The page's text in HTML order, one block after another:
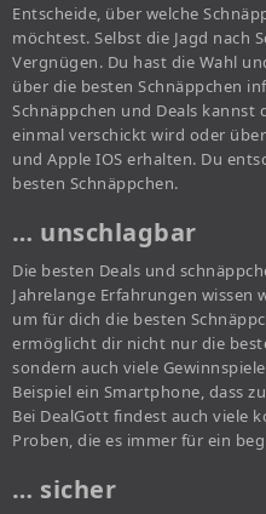
Entscheide, über welche
möchtest. Selbst die Jagd nach
Vergnügen. Du hast die Wahl
über die besten Schnäppchen
Schnäppchen und Deals kannst
einmal verschickt wird oder
und Apple IOS erhalten. Du
besten Schnäppchen.
… unschlagbar
Die besten Deals und
Jahrelange Erfahrungen wissen
um für dich die besten
ermöglicht dir nicht nur die
sondern auch viele
Beispiel ein Smartphone, dass
Bei DealGott findest auch viele
Proben, die es immer für ein
… sicher